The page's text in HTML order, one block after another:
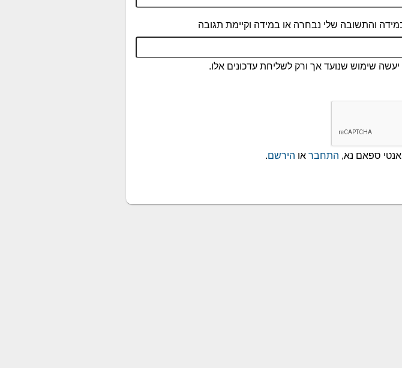
והתשובה שלי נבחרה או במידה וקיימת תגובה
שימוש שנועד אך ורק לשליחת עדכונים אלו.
ספאם נא, התחבר או הירשם.